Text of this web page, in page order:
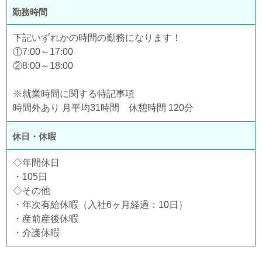
勤務時間
下記いずれかの時間の勤務になります！
①7:00～17:00
②8:00～18:00
※就業時間に関する特記事項
時間外あり 月平均31時間 休憩時間 120分
休日・休暇
◇年間休日
・105日
◇その他
・年次有給休暇（入社6ヶ月経過：10日）
・産前産後休暇
・介護休暇